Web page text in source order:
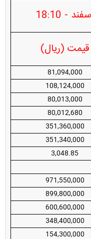
قیمت (ریال)
81,094,000
108,124,000
80,013,000
80,012,680
351,360,000
351,340,000
3,048.85
971,550,000
899,800,000
600,600,000
348,400,000
154,300,000